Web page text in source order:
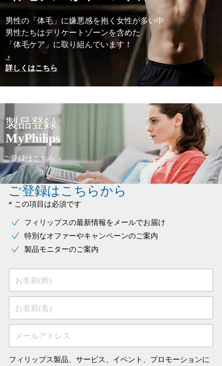
男性の「体毛」に嫌悪感を抱く女 性が多い中
男性たちはデリケートゾーンを含 めた
「体毛ケア」に取り組んでいます！
詳しくはこちら
製品登録
MyPhilips
ご登録はこちら
ご登録はこちらから
* この項目は必須です
フィリップスの最新情報をメールでお届け
特別なオファーやキャンペーンのご案内
製品モニターのご案内
お名前(姓)
お名前(名)
メールアドレス
フィリップス製品、サービス、イベント、プロモーションに